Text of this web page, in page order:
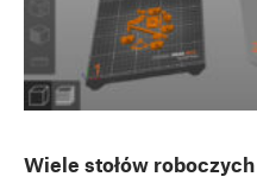
Wiele stołów